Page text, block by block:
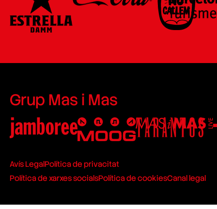
Grup Mas i Mas
Avís LegalPolítica de privacitat
Política de xarxes socialsPolítica de cookiesCanal legal